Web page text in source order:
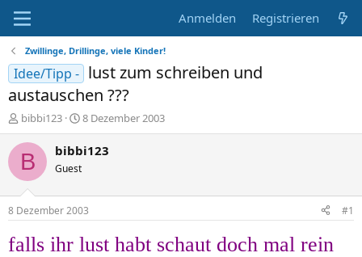
Anmelden Registrieren
Zwillinge, Drillinge, viele Kinder!
Idee/Tipp - lust zum schreiben und
austauschen ???
E
r
s
l
e
bibbi123
E
r
s
l
t
a
m
8 Dezember 2003
B bibbi123
Guest
8 Dezember 2003 #1
falls ihr lust habt schaut doch mal rein